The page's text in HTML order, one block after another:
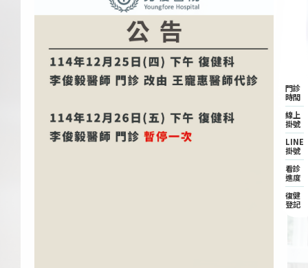
門診
時間
線上
掛號
LINE
掛號
看診
進度
復健
登記